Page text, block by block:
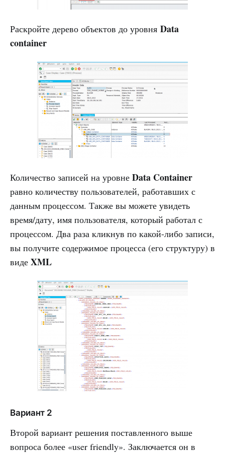
Раскройте дерево объектов до уровня Data
container
Количество записей на уровне Data Container
равно количеству пользователей, работавших с
данным процессом. Также вы можете увидеть
время/дату, имя пользователя, который работал с
процессом. Два раза кликнув по какой-либо записи,
вы получите содержимое процесса (его структуру) в
виде XML
Вариант 2
Второй вариант решения поставленного выше
вопроса более «user friendly». Заключается он в